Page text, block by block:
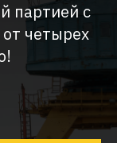
партией с
четырех